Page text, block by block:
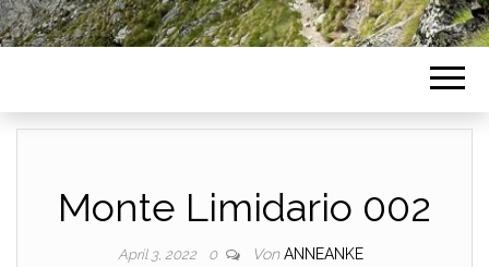
Monte Limidario 002
April 3, 2022 0 Von ANNEANKE